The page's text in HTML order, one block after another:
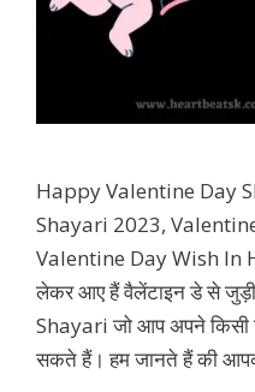
Happy Valentine Day
Shayari 2023,
Valentine Day Wish In
लेकर आए हैं वैलेंटाइन डे से
Shayari जो आप अपने किसी
सकते हैं। हम जानते हैं की